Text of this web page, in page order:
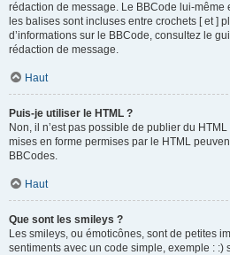
rédaction de message. Le BBCode lui-même
les balises sont incluses entre crochets [ et ]
d’informations sur le BBCode, consultez le
rédaction de message.
Haut
Puis-je utiliser le HTML ?
Non, il n’est pas possible de publier du
mises en forme permises par le HTML
BBCodes.
Haut
Que sont les smileys ?
Les smileys, ou émoticônes, sont de petites
sentiments avec un code simple, exemple : :)